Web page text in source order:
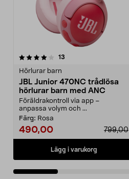
13
Hörlurar barn
JBL Junior 470NC trådlösa
hörlurar barn med ANC
Föräldrakontroll via app –
anpassa volym och ...
Färg: Rosa
490,00 799,00
Lägg i varukorg
4.0 av 5 stjärnor